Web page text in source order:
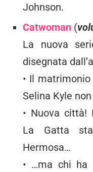
Johnson.
Catwoman (
La nuova
disegnata
• Il
Selina Kyle
• Nuova città!
La Gatta
Hermosa…
• …ma chi ha